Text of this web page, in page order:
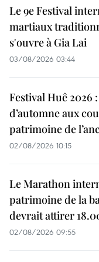
Le 9e Festival
martiaux
s'ouvre à Gia Lai
03/08/2026 03:44
Festival Huê 2026
d’automne aux
patrimoine de
02/08/2026 10:15
Le Marathon
patrimoine de la
devrait attirer
02/08/2026 09:55